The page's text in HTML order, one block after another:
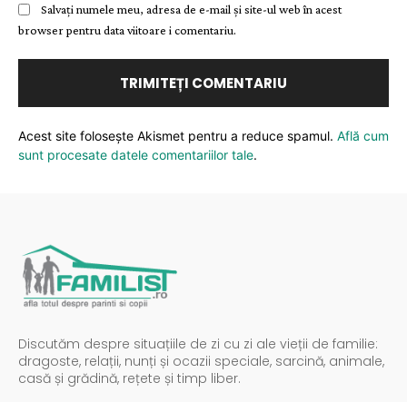
Salvați numele meu, adresa de e-mail și site-ul web în acest
browser pentru data viitoare i comentariu.
Acest site folosește Akismet pentru a reduce spamul. Află cum
sunt procesate datele comentariilor tale.
Discutăm despre situațiile de zi cu zi ale vieții de familie:
dragoste, relații, nunți și ocazii speciale, sarcină, animale,
casă și grădină, rețete și timp liber.